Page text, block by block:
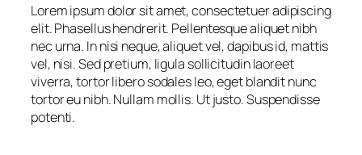
Lorem ipsum dolor sit amet, consectetuer adipiscing
elit. Phasellus hendrerit. Pellentesque aliquet nibh
nec urna. In nisi neque, aliquet vel, dapibus id, mattis
vel, nisi. Sed pretium, ligula sollicitudin laoreet
viverra, tortor libero sodales leo, eget blandit nunc
tortor eu nibh. Nullam mollis. Ut justo. Suspendisse
potenti.